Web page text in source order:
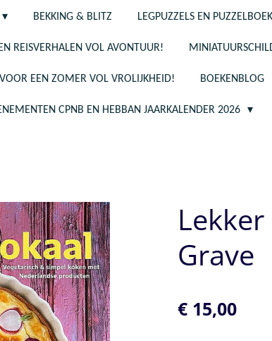
BEKKING & BLITZ LEGPUZZELS EN
REISVERHALEN VOL AVONTUUR!
EEN ZOMER VOL VROLIJKHEID! BOEKENBLOG
CPNB EN HEBBAN JAARKALENDER 2026
Grave
€ 15,00